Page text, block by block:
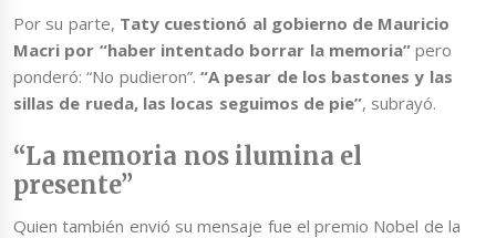
Por su parte, Taty cuestionó al gobierno de Mauricio
Macri por “haber intentado borrar la memoria”pero
ponderó: “No pudieron”. “A pesar de los bastones y las
sillas de rueda, las locas seguimos de pie”, subrayó.
“La memoria nos ilumina el
presente”
Quien también envió su mensaje fue el premio Nobel de la